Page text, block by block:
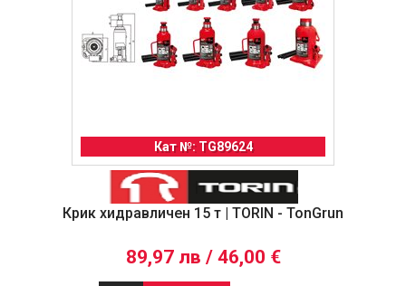
Кат №: TG89624
Крик хидравличен 15 т | TORIN - TonGrun
89,97 лв / 46,00 €